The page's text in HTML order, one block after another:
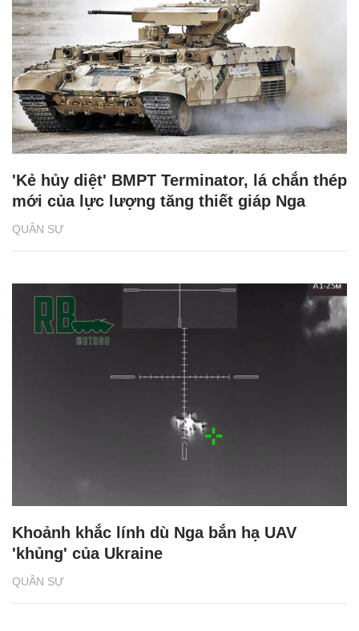
QUÂN SỰ
'Kẻ hủy diệt' BMPT Terminator, lá chắn thép
mới của lực lượng tăng thiết giáp Nga
QUÂN SỰ
Khoảnh khắc lính dù Nga bắn hạ UAV
'khủng' của Ukraine